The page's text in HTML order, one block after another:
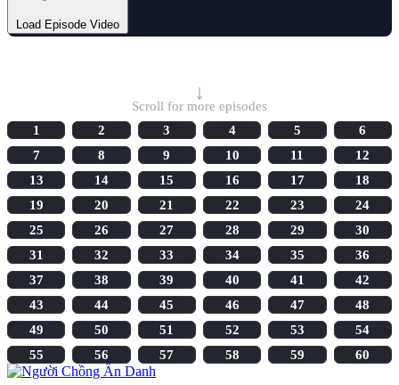
Load Episode Video
↓
Scroll for more episodes
1
2 3 4 5
6
7
8 9 10 11
12
13
14 15 16 17
18
19
20 21 22 23
24
25
26 27 28 29
30
31
32 33 34 35
36
37
38 39 40 41
42
43
44 45 46 47
48
49
50 51 52 53
54
55
56 57 58 59 60